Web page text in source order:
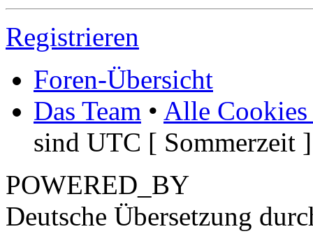
Registrieren
Foren-Übersicht
Das Team • Alle Cookies
sind UTC [ Sommerzeit ]
POWERED_BY
Deutsche Übersetzung